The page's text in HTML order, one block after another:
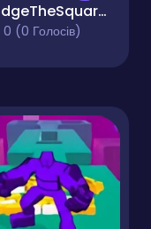
DodgeTheSquares
0 (0 Голосів)